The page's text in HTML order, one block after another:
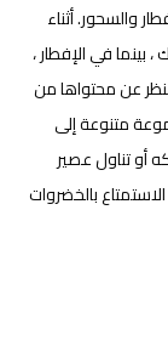
والسحور. أثناء
بينما في الإفطار ،
عن محتواها من
متنوعة إلى
أو تناول عصير
بالخضروات